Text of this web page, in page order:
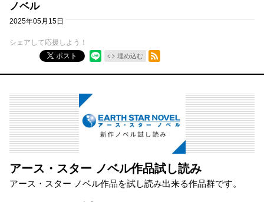
ノベル
2025年05月15日
シェアして応援しよう！
ポスト
埋め込む
RSSフィード
アース・スター ノベル作品試し読み
アース・スター ノベル作品を試し読み出来る作品群です。